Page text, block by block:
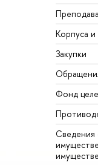
Корпуса
Закупки
Фонд
Сведения